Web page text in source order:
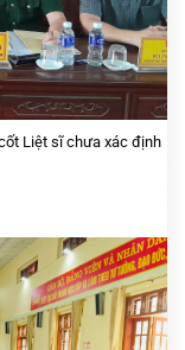
Liệt sĩ chưa xác định